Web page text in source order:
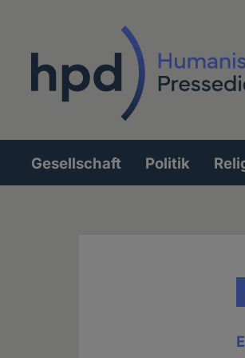
Hauptnavigation
Gesellschaft Politik